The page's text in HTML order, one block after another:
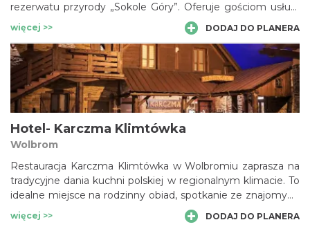
rezerwatu przyrody „Sokole Góry”. Oferuje gościom usługi
związane z jeździectwem oraz zaplecze noclegowe i
gastronomiczne. Jest przy tym afiliowanym przy PTTK
Ośrodkiem Górskiej Turystyki Konnej (co gwarantuje
odpowiedni poziom świadczonych usług) oraz znajduje się
na Transjurajskim Szlaku Konnym. Słynne są już
organizowane w „Białym Borku” imprezy kulturalne i
spotkania z artystami.
więcej >> DODAJ DO PLANERA
Hotel- Karczma Klimtówka
Wolbrom
Restauracja Karczma Klimtówka w Wolbromiu zaprasza na
tradycyjne dania kuchni polskiej w regionalnym klimacie. To
idealne miejsce na rodzinny obiad, spotkanie ze znajomymi
oraz organizację przyjęć okolicznościowych.
więcej >> DODAJ DO PLANERA